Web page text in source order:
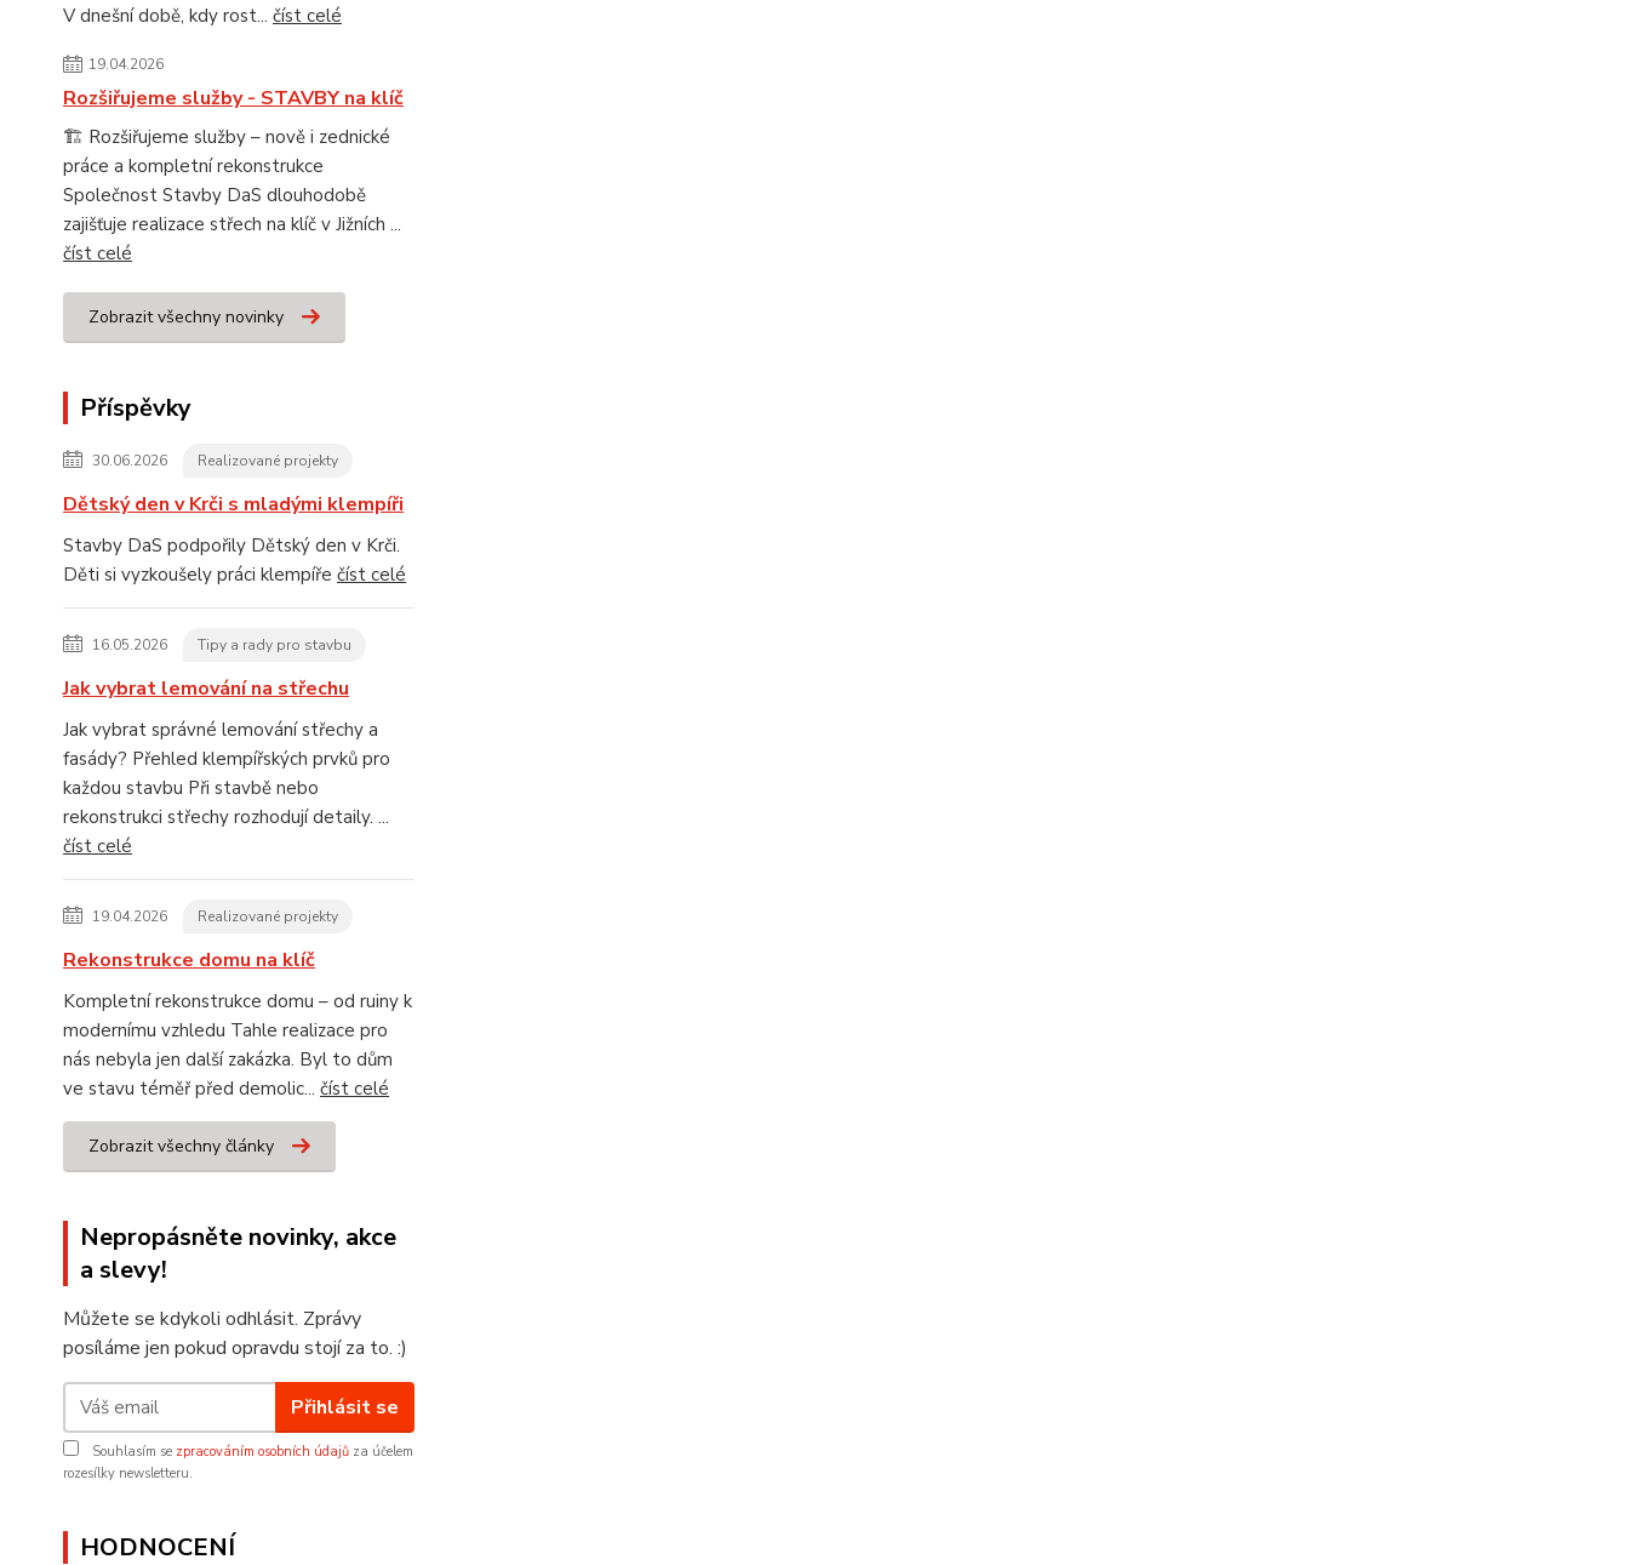
V dnešní době, kdy rost... číst celé
19.04.2026
Rozšiřujeme služby - STAVBY na klíč
🏗️ Rozšiřujeme služby – nově i zednické
práce a kompletní rekonstrukce
Společnost Stavby DaS dlouhodobě
zajišťuje realizace střech na klíč v Jižních ...
číst celé
Zobrazit všechny novinky
Příspěvky
30.06.2026 Realizované projekty
Dětský den v Krči s mladými klempíři
Stavby DaS podpořily Dětský den v Krči.
Děti si vyzkoušely práci klempíře číst celé
16.05.2026 Tipy a rady pro stavbu
Jak vybrat lemování na střechu
Jak vybrat správné lemování střechy a
fasády? Přehled klempířských prvků pro
každou stavbu Při stavbě nebo
rekonstrukci střechy rozhodují detaily. ...
číst celé
19.04.2026 Realizované projekty
Rekonstrukce domu na klíč
Kompletní rekonstrukce domu – od ruiny k
modernímu vzhledu Tahle realizace pro
nás nebyla jen další zakázka. Byl to dům
ve stavu téměř před demolic... číst celé
Zobrazit všechny články
Nepropásněte novinky, akce
a slevy!
Můžete se kdykoli odhlásit. Zprávy
posíláme jen pokud opravdu stojí za to. :)
Přihlásit se
Souhlasím se zpracováním osobních údajů za účelem
rozesílky newsletteru.
HODNOCENÍ